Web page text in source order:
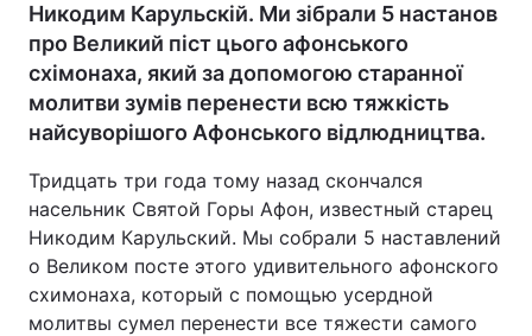
Никодим Карульскій. Ми зібрали 5 настанов
про Великий піст цього афонського
схімонаха, який за допомогою старанної
молитви зумів перенести всю тяжкість
найсуворішого Афонського відлюдництва.
Тридцать три года тому назад скончался
насельник Святой Горы Афон, известный старец
Никодим Карульский. Мы собрали 5 наставлений
о Великом посте этого удивительного афонского
схимонаха, который с помощью усердной
молитвы сумел перенести все тяжести самого